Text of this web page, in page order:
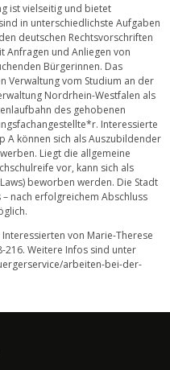
ist vielseitig und bietet
in unterschiedlichste Aufgaben
deutschen Rechtsvorschriften
Anfragen und Anliegen von
Bürgerinnen. Das
Verwaltung vom Studium an der
Nordrhein-Westfalen als
des gehobenen
Interessierte
A können sich als Auszubildender
Liegt die allgemeine
vor, kann sich als
beworben werden. Die Stadt
nach erfolgreichem Abschluss
von Marie-Therese
216. Weitere Infos sind unter
arbeiten-bei-der-